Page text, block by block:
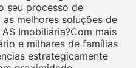
seu processo de
melhores soluções de
Imobiliária?Com mais
e milhares de famílias
estrategicamente